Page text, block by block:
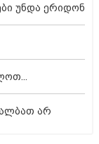
უნდა ერიდონ
ალბათ არ